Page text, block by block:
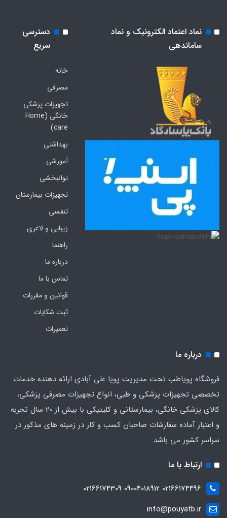
نماد اعتماد الکترونیک و نماد
ساماندهی
دسترسی
سریع
خانه
مصرفی
تجهیزات پزشکی
خانگی (Home
care)
بهداشتی
آموزشی
توانبخشی
تجهیزات بیمارستان
تنفسی
زیبایی و لاغری
راهنما
درباره ما
تماس با ما
قوانین و مقررات
ثبت شکایات
تعمیرات
درباره ما
فروشگاه پویاطب تحت مدیریت پویا علی آبادی ارائه دهنده خدمات
تخصصی تجهیزات پزشکی و طبی، انواع تجهیزات مصرفی پزشکی،
کالای پزشکی خانگی، بیمارستانی و کلینیکی با بیش از 20 سال تجربه
و اعتبار آماده سفارشات صاحبان کسب و کار در زمینه های مذکور در
سراسر کشور می باشد.
ارتباط با ما
02166174496 09004018912 02166174309
info@pouyatb.ir